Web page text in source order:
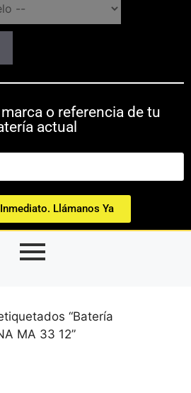
o referencia de tu
actual
Llámanos Ya
“Batería
MA 33 12”